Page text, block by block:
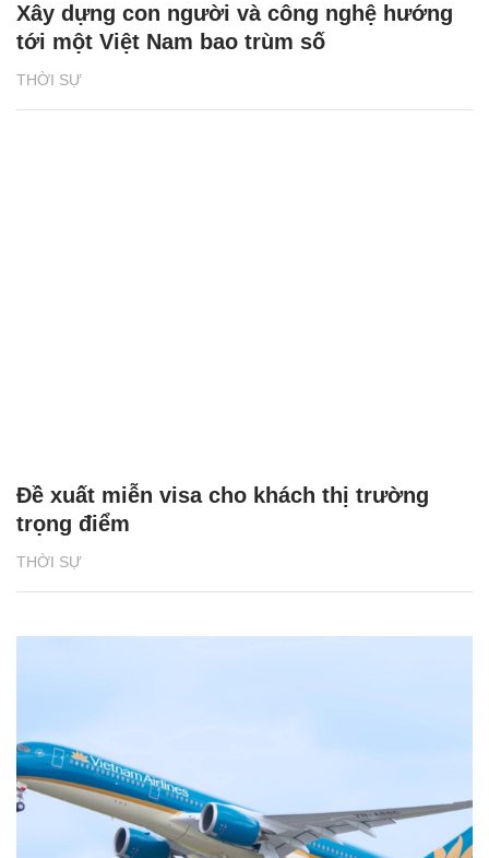
THỜI SỰ
Xây dựng con người và công nghệ hướng
tới một Việt Nam bao trùm số
THỜI SỰ
Đề xuất miễn visa cho khách thị trường
trọng điểm